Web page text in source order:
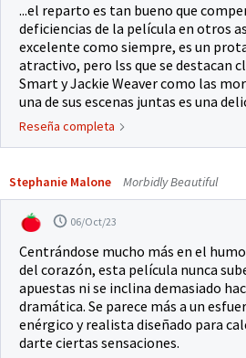
...el reparto es tan bueno que
deficiencias de la película en otros
excelente como siempre, es un
atractivo, pero lss que se destacan
Smart y Jackie Weaver como las
una de sus escenas juntas es una
Reseña completa
Stephanie Malone Morbidly Beautiful
06/Oct/23
Centrándose mucho más en el
del corazón, esta película nunca
apuestas ni se inclina demasiado
dramática. Se parece más a un
enérgico y realista diseñado para
darte ciertas sensaciones.